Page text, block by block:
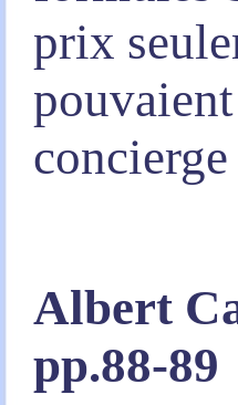
prix
concierge
Albert
pp.88-89